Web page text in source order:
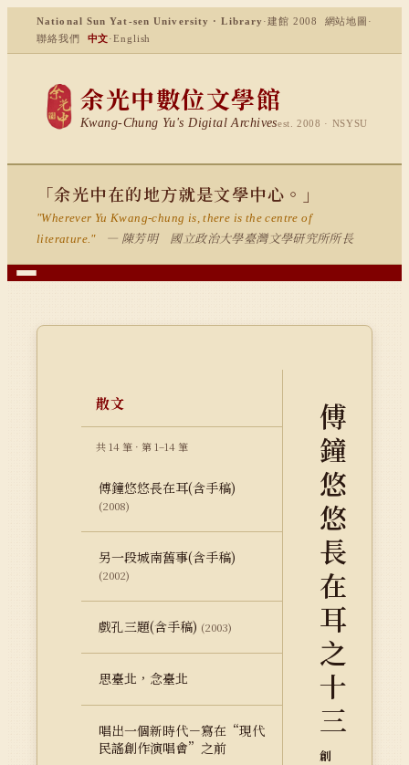
National Sun Yat-sen University · Library ·建館 2008 網站地圖 ·
聯絡我們
中文·English
余光中數位文學館
Kwang-Chung Yu's Digital Archivesest. 2008 · NSYSU
「余光中在的地方就是文學中心。」
"Wherever Yu Kwang-chung is, there is the centre of
literature."
— 陳芳明 國立政治大學臺灣文學研究所所長
散文
共 14 筆 · 第 1–14 筆
傅鐘悠悠長在耳(含手稿)
(2008)
另一段城南舊事(含手稿)
(2002)
戲孔三題(含手稿) (2003)
思臺北，念臺北
唱出一個新時代－寫在“現代
民謠創作演唱會”之前
傅
鐘
悠
悠
長
在
耳
之
十
三
創